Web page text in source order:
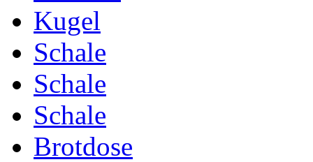
Kugel
Schale
Schale
Schale
Brotdose